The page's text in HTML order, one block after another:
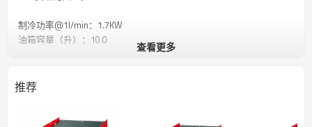
制冷功率@1l/min：1.7KW
油箱容量（升）：10.0
查看更多
推荐